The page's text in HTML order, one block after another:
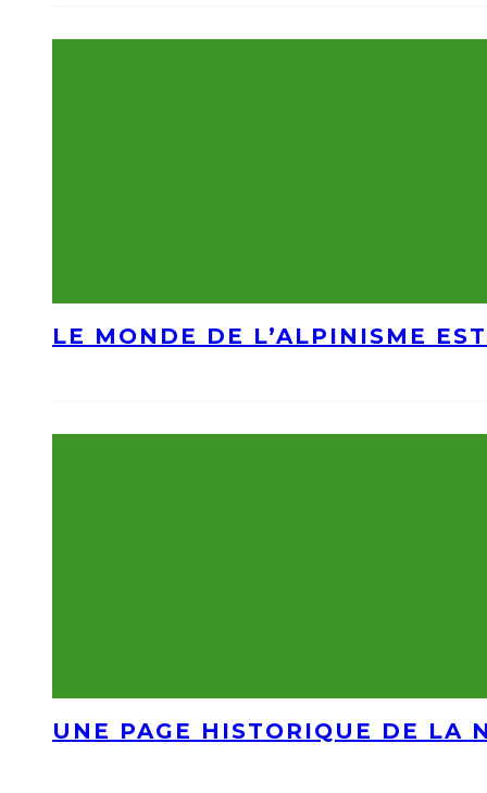
LE MONDE DE L’ALPINISME
UNE PAGE HISTORIQUE DE LA